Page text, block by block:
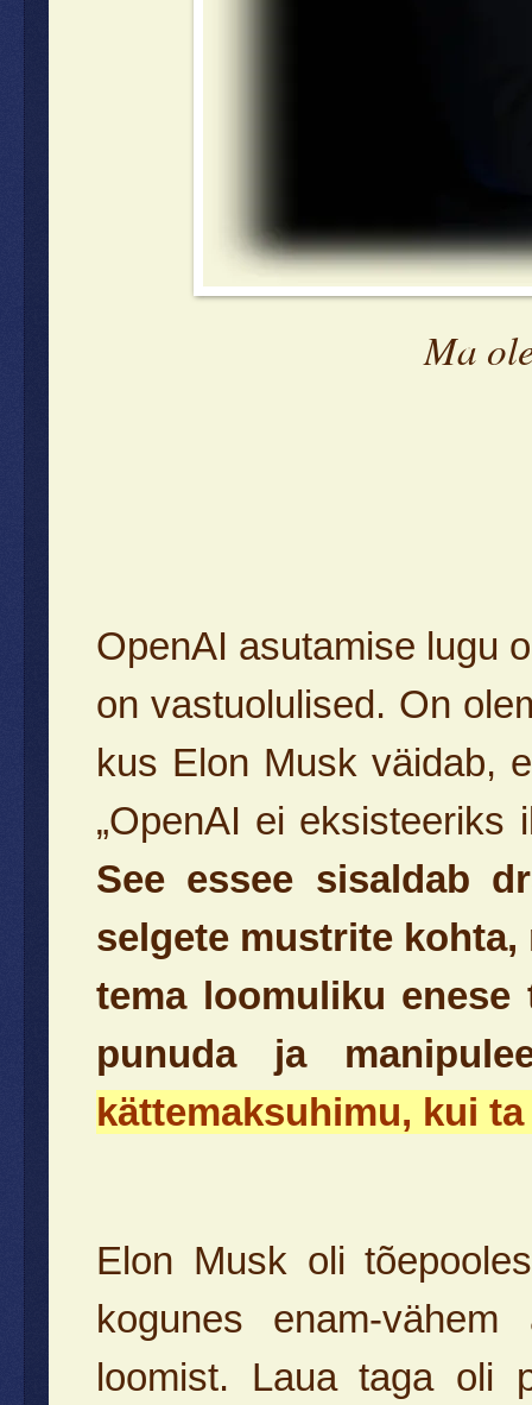
Ma
OpenAI asutamise lugu
on vastuolulised. On
kus Elon Musk väidab,
„OpenAI ei eksisteeriks
See essee sisaldab
selgete mustrite
tema loomuliku enese
punuda ja
kättemaksuhimu, kui
Elon Musk oli
kogunes enam-
loomist. Laua taga oli